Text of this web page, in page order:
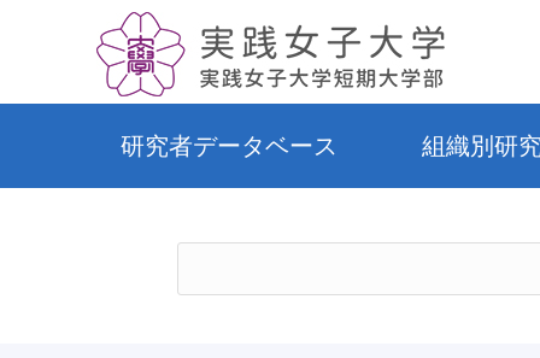
研究者データベース 組織別研